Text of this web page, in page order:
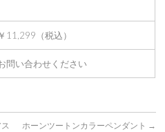
￥11,299（税込）
問い合わせください
ホーンツートンカラーペンダント →